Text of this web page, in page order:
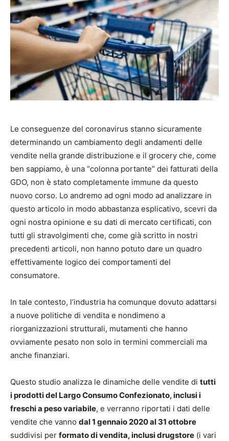
Le conseguenze del coronavirus stanno sicuramente
determinando un cambiamento degli andamenti delle
vendite nella grande distribuzione e il grocery che, come
ben sappiamo, è una “colonna portante” dei fatturati della
GDO, non è stato completamente immune da questo
nuovo corso. Lo andremo ad ogni modo ad analizzare in
questo articolo in modo abbastanza esplicativo, scevri da
ogni nostra opinione e su dati di mercato certificati, con
tutti gli stravolgimenti che, come già scritto in nostri
precedenti articoli, non hanno potuto dare un quadro
effettivamente logico dei comportamenti del
consumatore.
In tale contesto, l’industria ha comunque dovuto adattarsi
a nuove politiche di vendita e nondimeno a
riorganizzazioni strutturali, mutamenti che hanno
ovviamente pesato non solo in termini commerciali ma
anche finanziari.
Questo studio analizza le dinamiche delle vendite di tutti
i prodotti del Largo Consumo Confezionato, inclusi i
freschi a peso variabile, e verranno riportati i dati delle
vendite che vanno dal 1 gennaio 2020 al 31 ottobre
suddivisi per formato di vendita, inclusi drugstore (i vari